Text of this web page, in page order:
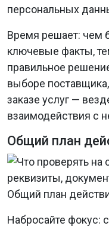
персональных
Время решает: чем
ключевые факты,
правильное
выборе
заказе услуг —
взаимодействия с
Общий план
Набросайте фокус: